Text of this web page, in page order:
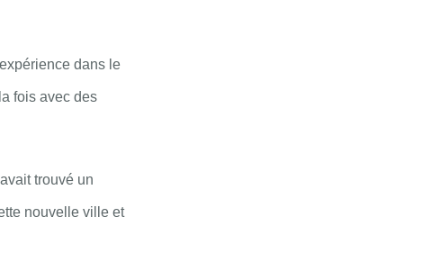
dans le
fois avec des
trouvé un
nouvelle ville et